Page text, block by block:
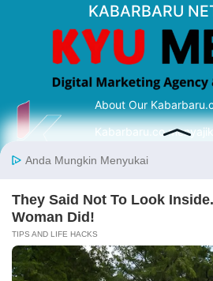
KABARBARU
About Our
Kabarbaru.co
serta terverifikasi dari
Follow